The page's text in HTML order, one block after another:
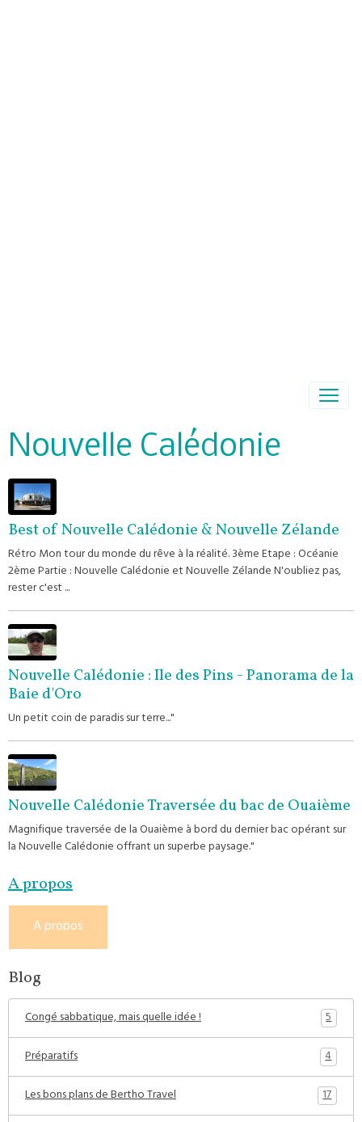
Nouvelle Calédonie
Best of Nouvelle Calédonie & Nouvelle Zélande
Rétro Mon tour du monde du rêve à la réalité. 3ème Etape : Océanie
2ème Partie : Nouvelle Calédonie et Nouvelle Zélande N'oubliez pas,
rester c'est ...
Nouvelle Calédonie : Ile des Pins - Panorama de la
Baie d'Oro
Un petit coin de paradis sur terre..."
Nouvelle Calédonie Traversée du bac de Ouaième
Magnifique traversée de la Ouaième à bord du dernier bac opérant sur
la Nouvelle Calédonie offrant un superbe paysage."
A propos
A propos
Blog
Congé sabbatique, mais quelle idée !
5
Préparatifs
4
Les bons plans de Bertho Travel
17